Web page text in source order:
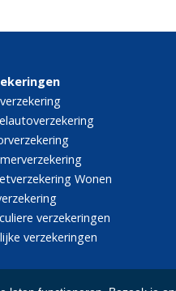
Wonen
verzekeringen
verzekeringen